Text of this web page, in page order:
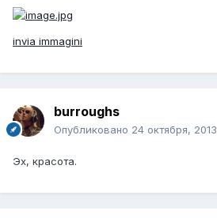
invia immagini
burroughs
Опубликовано 24 октября, 2013
Эх, красота.